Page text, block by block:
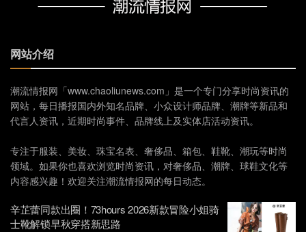
网站介绍
潮流情报网「www.chaoliunews.com」是一个专门分享时尚资讯的
网站，每日播报国内外知名品牌、小众设计师品牌、潮牌等新品和
代言人资讯，近期时尚事件、品牌线上及实体店活动资讯。
专注于服装、美妆、珠宝名表、奢侈品、箱包、鞋靴、潮玩等时尚
领域。如果你也喜欢浏览时尚资讯，对奢侈品、潮牌、球鞋文化等
内容感兴趣！欢迎关注潮流情报网的每日动态。
辛芷蕾同款出圈！73hours 2026新款冒险小姐骑
士靴解锁早秋穿搭新思路